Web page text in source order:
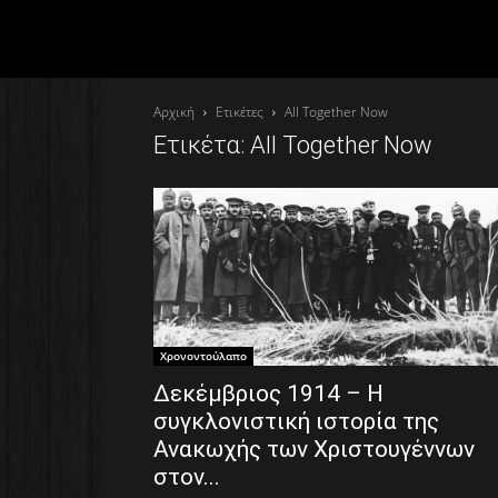
Αρχική Ετικέτες All Together Now
Ετικέτα: All Together Now
Χρονοντούλαπο
Δεκέμβριος 1914 – Η
συγκλονιστική ιστορία της
Ανακωχής των Χριστουγέννων
στον...